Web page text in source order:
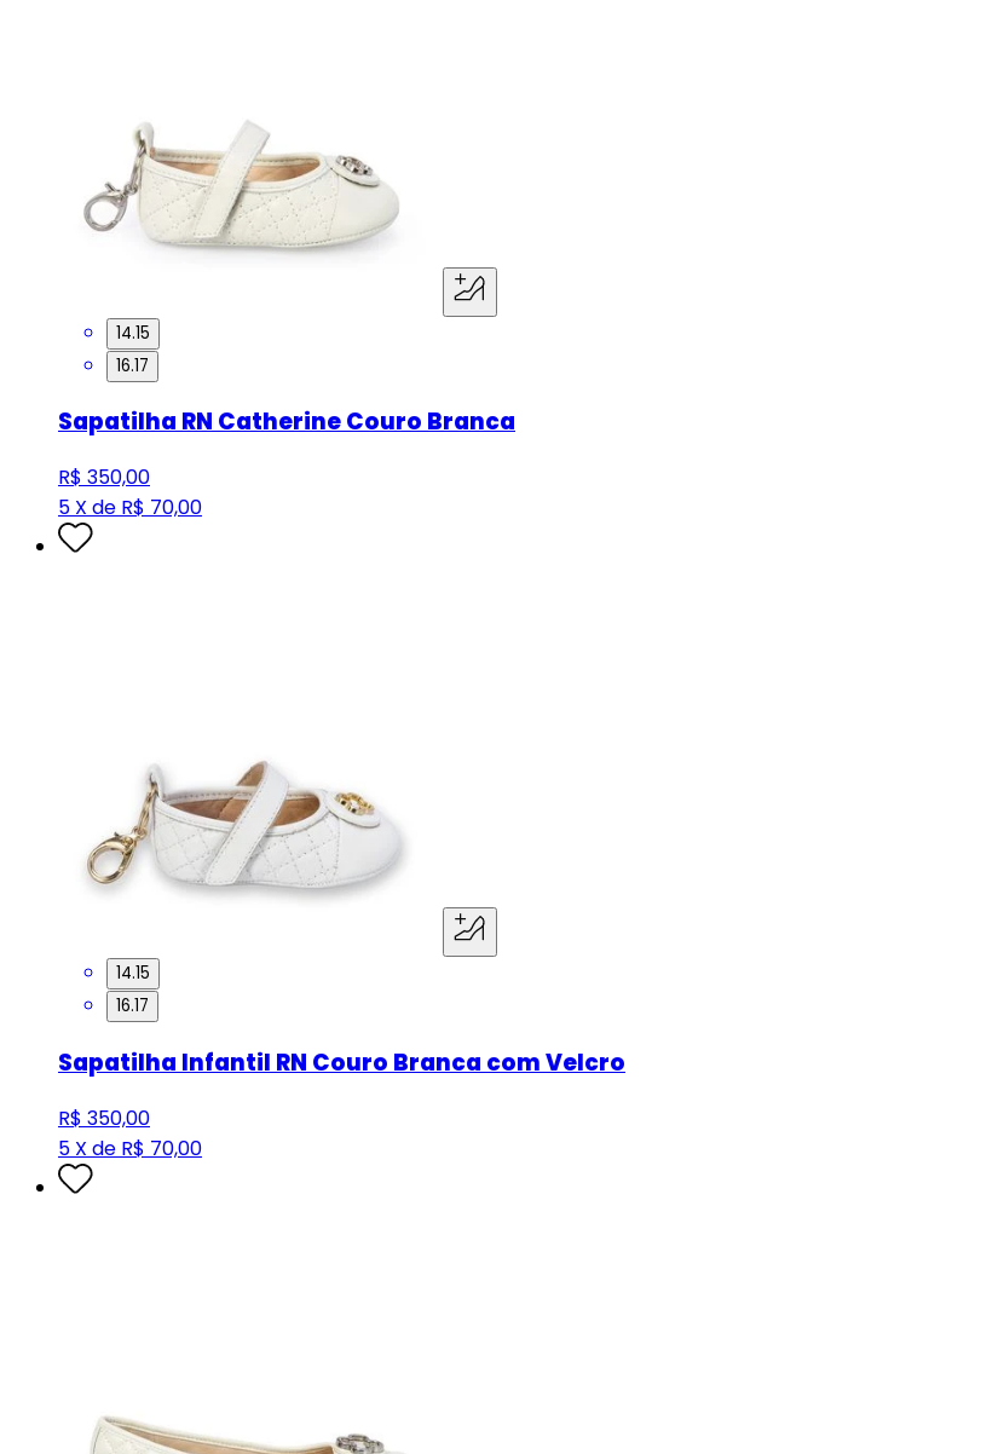
14.15
16.17
Sapatilha RN Catherine Couro Branca
R$ 350,00
5 X de R$ 70,00
14.15
16.17
Sapatilha Infantil RN Couro Branca com Velcro
R$ 350,00
5 X de R$ 70,00